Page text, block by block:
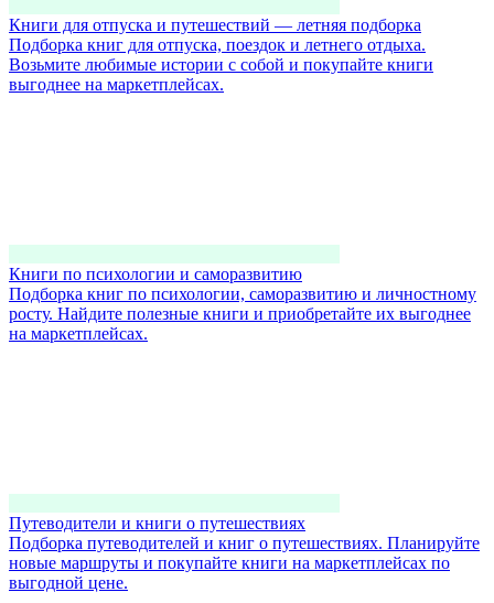
Книги для отпуска и путешествий — летняя подборка
Подборка книг для отпуска, поездок и летнего отдыха.
Возьмите любимые истории с собой и покупайте книги
выгоднее на маркетплейсах.
Книги по психологии и саморазвитию
Подборка книг по психологии, саморазвитию и личностному
росту. Найдите полезные книги и приобретайте их выгоднее
на маркетплейсах.
Путеводители и книги о путешествиях
Подборка путеводителей и книг о путешествиях. Планируйте
новые маршруты и покупайте книги на маркетплейсах по
выгодной цене.